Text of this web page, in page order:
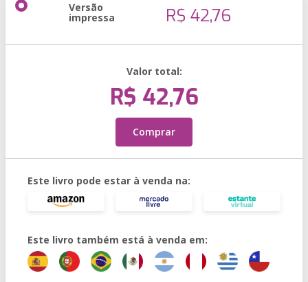
Versão
impressa R$ 42,76
Valor total:
R$ 42,76
Comprar
Este livro pode estar à venda na:
Este livro também está à venda em: